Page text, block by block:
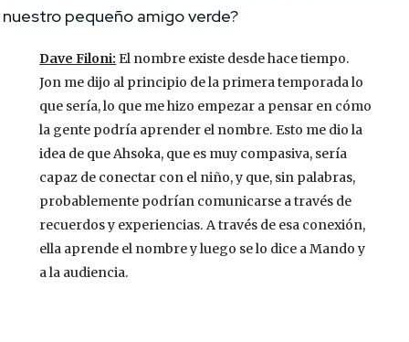
nuestro pequeño amigo verde?
Dave Filoni: El nombre existe desde hace tiempo.
Jon me dijo al principio de la primera temporada lo
que sería, lo que me hizo empezar a pensar en cómo
la gente podría aprender el nombre. Esto me dio la
idea de que Ahsoka, que es muy compasiva, sería
capaz de conectar con el niño, y que, sin palabras,
probablemente podrían comunicarse a través de
recuerdos y experiencias. A través de esa conexión,
ella aprende el nombre y luego se lo dice a Mando y
a la audiencia.